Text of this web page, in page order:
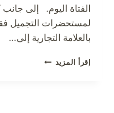
الفتاة اليوم. إلى
لمستحضرات التجميل
بالعلامة التجارية إلى…
إقرأ المزيد زوري